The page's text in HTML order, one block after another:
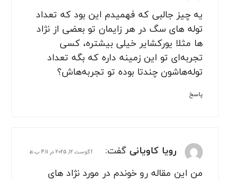
یه چیز جالبی که فهمیدم این بود که تعداد
توله های سگ در هر زایمان تو بعضی از نژاد
ها مثلا یورکشایر خیلی بیشتره، کسی
تجربه‌ای تو این زمینه داره که بگه تعداد
توله‌هاشون چندتا بوده تو تجربه‌هاش؟
پاسخ
رویا کاویانی گفت: آگوست 12, 2025 در 4:11 ب.ظ
من این مقاله رو خوندم در مورد نژاد های